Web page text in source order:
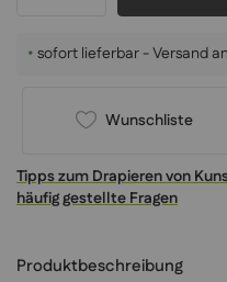
• sofort lieferbar - Versand
Wunschliste
Tipps zum Drapieren von
häufig gestellte Fragen
Produktbeschreibung